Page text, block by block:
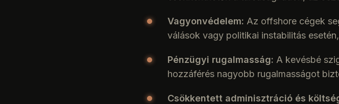
Vagyonvédelem: Az offshore cégek
válások vagy politikai instabilitás
Pénzügyi rugalmasság: A kevésbé
hozzáférés nagyobb rugalmasságot
Csökkentett adminisztráció és